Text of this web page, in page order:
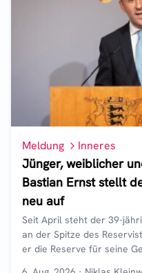
Meldung Inneres
Jünger, weiblicher
Bastian Ernst stellt
neu auf
Seit April steht der 39-
an der Spitze des
er die Reserve für seine